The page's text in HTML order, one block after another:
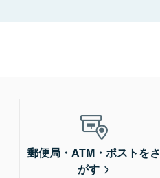
郵便局・ATM・ポストをさ
がす